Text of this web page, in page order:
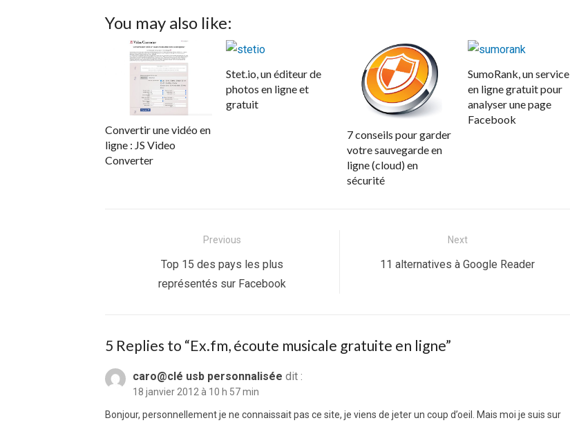
You may also like:
Convertir une vidéo en
ligne : JS Video
Converter
Stet.io, un éditeur de
photos en ligne et
gratuit
7 conseils pour garder
votre sauvegarde en
ligne (cloud) en
sécurité
SumoRank, un service
en ligne gratuit pour
analyser une page
Facebook
l’article
Previous
PreviousTop 15 des pays les plus
représentés sur Facebook
Next
Next
11 alternatives à Google Reader
5 Replies to “Ex.fm, écoute musicale gratuite en ligne”
caro@clé usb personnalisée dit :
18 janvier 2012 à 10 h 57 min
Bonjour, personnellement je ne connaissait pas ce site, je viens de jeter un coup d’oeil. Mais moi je suis sur